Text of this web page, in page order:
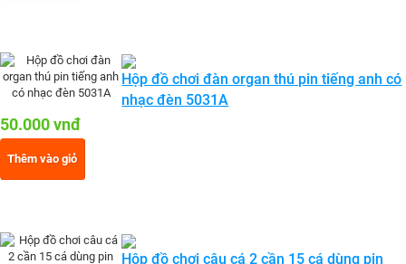
Hộp đồ chơi đàn organ thú pin tiếng anh có
nhạc đèn 5031A
50.000 vnđ
Thêm vào giỏ
Hộp đồ chơi câu cá 2 cần 15 cá dùng pin